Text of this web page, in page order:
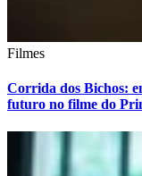
Filmes
Corrida dos Bichos:
futuro no filme do